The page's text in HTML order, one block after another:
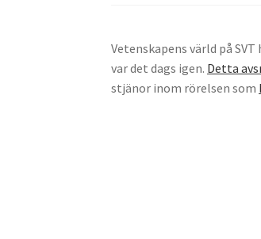
Vetenskapens värld på
var det dags igen. Detta
stjänor inom rörelsen som